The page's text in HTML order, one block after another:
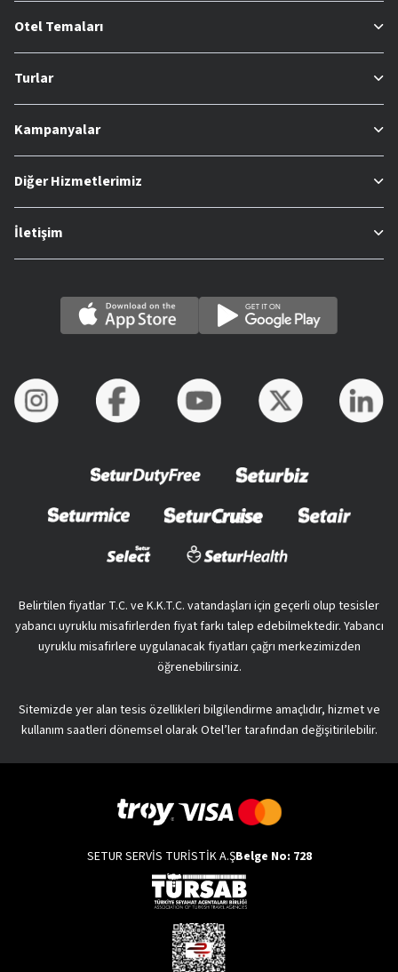
Otel Temaları
Turlar
Kampanyalar
Diğer Hizmetlerimiz
İletişim
Belirtilen fiyatlar T.C. ve K.K.T.C. vatandaşları için geçerli olup tesisler
yabancı uyruklu misafirlerden fiyat farkı talep edebilmektedir. Yabancı
uyruklu misafirlere uygulanacak fiyatları çağrı merkezimizden
öğrenebilirsiniz.
Sitemizde yer alan tesis özellikleri bilgilendirme amaçlıdır, hizmet ve
kullanım saatleri dönemsel olarak Otel’ler tarafından değişitirilebilir.
SETUR SERVİS TURİSTİK A.ŞBelge No: 728